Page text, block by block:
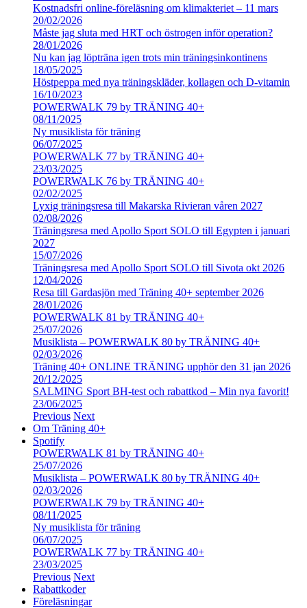
Kostnadsfri online-föreläsning om klimakteriet – 11 mars
20/02/2026
Måste jag sluta med HRT och östrogen inför operation?
28/01/2026
Nu kan jag löpträna igen trots min träningsinkontinens
18/05/2025
Höstpeppa med nya träningskläder, kollagen och D-vitamin
16/10/2023
POWERWALK 79 by TRÄNING 40+
08/11/2025
Ny musiklista för träning
06/07/2025
POWERWALK 77 by TRÄNING 40+
23/03/2025
POWERWALK 76 by TRÄNING 40+
02/02/2025
Lyxig träningsresa till Makarska Rivieran våren 2027
02/08/2026
Träningsresa med Apollo Sport SOLO till Egypten i januari
2027
15/07/2026
Träningsresa med Apollo Sport SOLO till Sivota okt 2026
12/04/2026
Resa till Gardasjön med Träning 40+ september 2026
28/01/2026
POWERWALK 81 by TRÄNING 40+
25/07/2026
Musiklista – POWERWALK 80 by TRÄNING 40+
02/03/2026
Träning 40+ ONLINE TRÄNING upphör den 31 jan 2026
20/12/2025
SALMING Sport BH-test och rabattkod – Min nya favorit!
23/06/2025
Previous Next
Om Träning 40+
Spotify
POWERWALK 81 by TRÄNING 40+
25/07/2026
Musiklista – POWERWALK 80 by TRÄNING 40+
02/03/2026
POWERWALK 79 by TRÄNING 40+
08/11/2025
Ny musiklista för träning
06/07/2025
POWERWALK 77 by TRÄNING 40+
23/03/2025
Previous Next
Rabattkoder
Föreläsningar